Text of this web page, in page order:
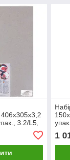
3.2/L5,
1